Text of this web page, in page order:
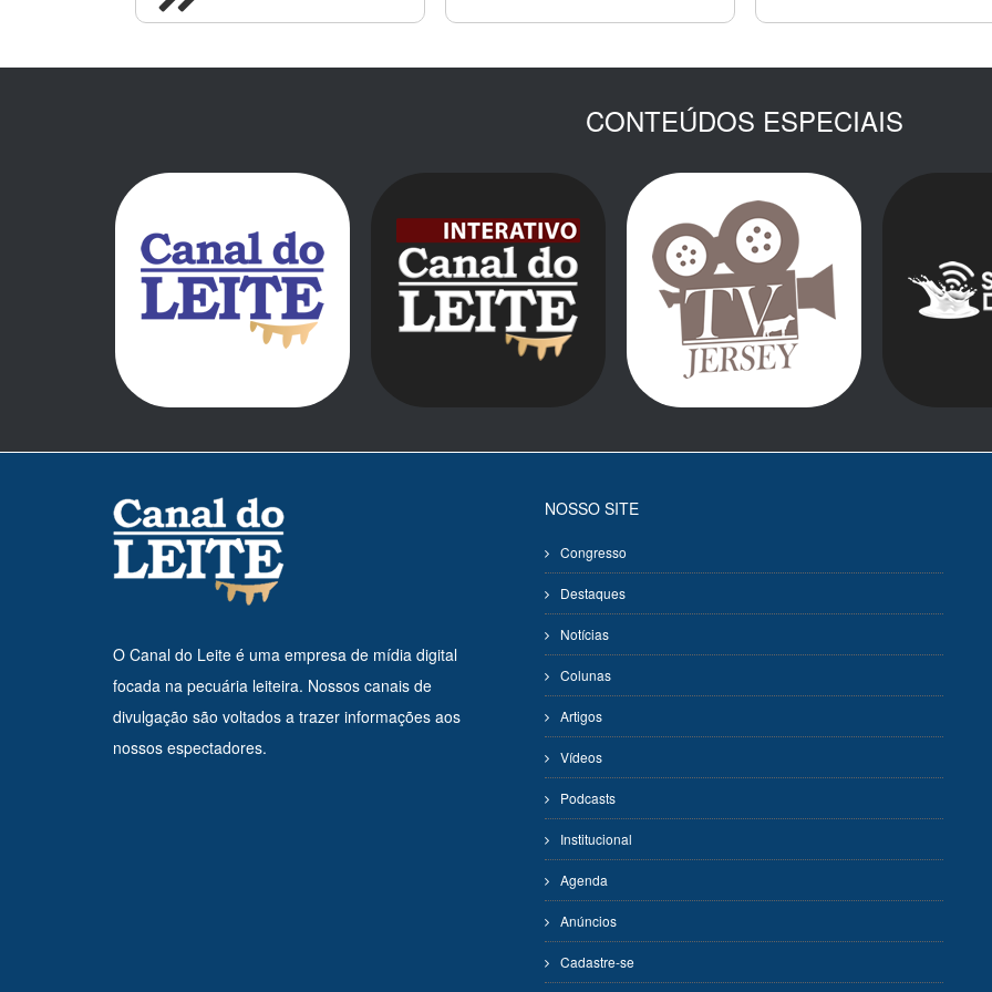
CONTEÚDOS ESPECIAIS
O Canal do Leite é uma empresa de mídia digital
focada na pecuária leiteira. Nossos canais de
divulgação são voltados a trazer informações aos
nossos espectadores.
NOSSO SITE
Congresso
Destaques
Notícias
Colunas
Artigos
Vídeos
Podcasts
Institucional
Agenda
Anúncios
Cadastre-se